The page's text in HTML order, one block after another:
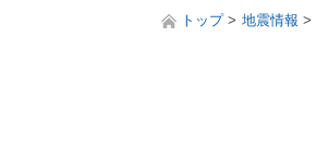
トップ 地震情報